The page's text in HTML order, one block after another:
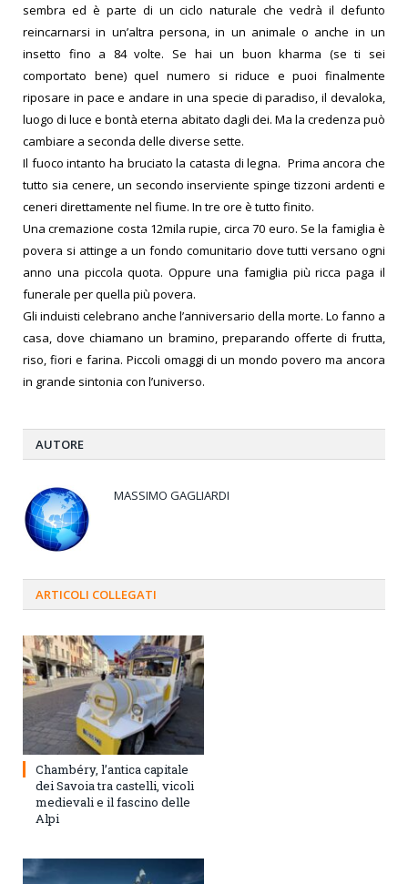
sembra ed è parte di un ciclo naturale che vedrà il defunto
reincarnarsi in un’altra persona, in un animale o anche in un
insetto fino a 84 volte. Se hai un buon kharma (se ti sei
comportato bene) quel numero si riduce e puoi finalmente
riposare in pace e andare in una specie di paradiso, il devaloka,
luogo di luce e bontà eterna abitato dagli dei. Ma la credenza può
cambiare a seconda delle diverse sette.
Il fuoco intanto ha bruciato la catasta di legna. Prima ancora che
tutto sia cenere, un secondo inserviente spinge tizzoni ardenti e
ceneri direttamente nel fiume. In tre ore è tutto finito.
Una cremazione costa 12mila rupie, circa 70 euro. Se la famiglia è
povera si attinge a un fondo comunitario dove tutti versano ogni
anno una piccola quota. Oppure una famiglia più ricca paga il
funerale per quella più povera.
Gli induisti celebrano anche l’anniversario della morte. Lo fanno a
casa, dove chiamano un bramino, preparando offerte di frutta,
riso, fiori e farina. Piccoli omaggi di un mondo povero ma ancora
in grande sintonia con l’universo.
AUTORE
MASSIMO GAGLIARDI
ARTICOLI COLLEGATI
Chambéry, l’antica capitale
dei Savoia tra castelli, vicoli
medievali e il fascino delle
Alpi